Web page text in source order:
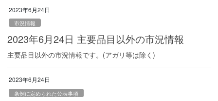
2023年6月24日
市況情報
2023年6月24日 主要品目以外の市況情報
主要品目以外の市況情報です。(アガリ等は除く)
2023年6月24日
条例に定められた公表事項